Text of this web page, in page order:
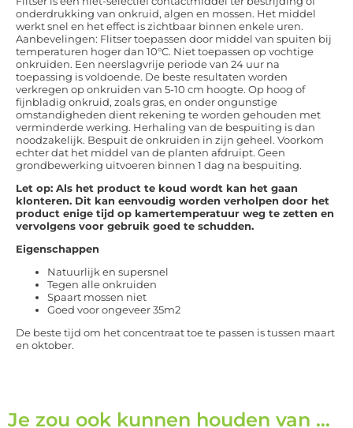
onderdrukking van onkruid, algen en mossen. Het middel
werkt snel en het effect is zichtbaar binnen enkele uren.
Aanbevelingen: Flitser toepassen door middel van spuiten bij
temperaturen hoger dan 10°C. Niet toepassen op vochtige
onkruiden. Een neerslagvrije periode van 24 uur na
toepassing is voldoende. De beste resultaten worden
verkregen op onkruiden van 5-10 cm hoogte. Op hoog of
fijnbladig onkruid, zoals gras, en onder ongunstige
omstandigheden dient rekening te worden gehouden met
verminderde werking. Herhaling van de bespuiting is dan
noodzakelijk. Bespuit de onkruiden in zijn geheel. Voorkom
echter dat het middel van de planten afdruipt. Geen
grondbewerking uitvoeren binnen 1 dag na bespuiting.
Let op: Als het product te koud wordt kan het gaan
klonteren. Dit kan eenvoudig worden verholpen door het
product enige tijd op kamertemperatuur weg te zetten en
vervolgens voor gebruik goed te schudden.
Eigenschappen
Natuurlijk en supersnel
Tegen alle onkruiden
Spaart mossen niet
Goed voor ongeveer 35m2
De beste tijd om het concentraat toe te passen is tussen maart
en oktober.
Je zou ook kunnen houden van …